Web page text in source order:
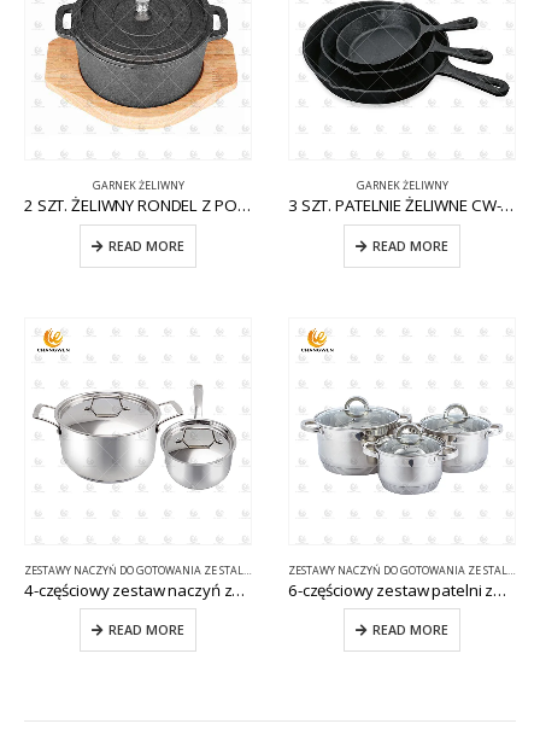
GARNEK ŻELIWNY
2 SZT. ŻELIWNY RONDEL Z POKRYWKĄ CW-CI008
READ MORE
GARNEK ŻELIWNY
3 SZT. PATELNIE ŻELIWNE CW-CI005
READ MORE
ZESTAWY NACZYŃ DO GOTOWANIA ZE STALI NIERDZEWNEJ
4-częściowy zestaw naczyń ze stali nierdzewnej CW-E073
READ MORE
ZESTAWY NACZYŃ DO GOTOWANIA ZE STALI NIERDZEWNEJ
6-częściowy zestaw patelni ze stali nierdzewnej CW-B023
READ MORE